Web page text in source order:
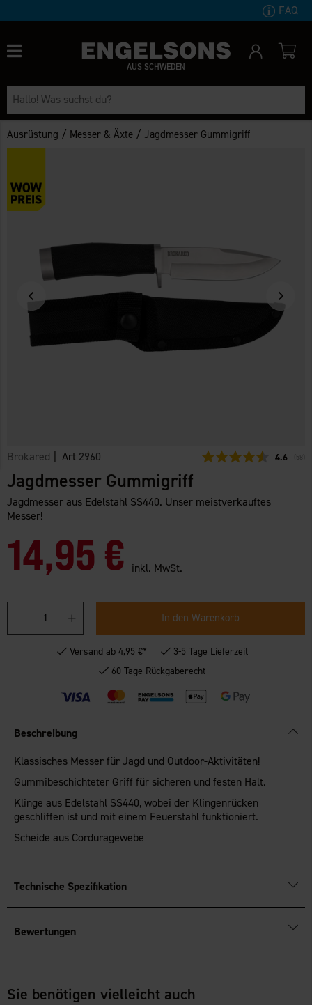
FAQ
AUS SCHWEDEN
Ausrüstung / Messer & Äxte /Jagdmesser Gummigriff
Brokared | Art 2960 4.6 58
Jagdmesser Gummigriff
Jagdmesser aus Edelstahl SS440. Unser meistverkauftes
Messer!
14,95 € inkl. MwSt.
In den Warenkorb
Versand ab 4,95 €*
3-5 Tage Lieferzeit
60 Tage Rückgaberecht
Beschreibung
Klassisches Messer für Jagd und Outdoor-Aktivitäten!
Gummibeschichteter Griff für sicheren und festen Halt.
Klinge aus Edelstahl SS440, wobei der Klingenrücken
geschliffen ist und mit einem Feuerstahl funktioniert.
Scheide aus Corduragewebe
Technische Spezifikation
Bewertungen
Sie benötigen vielleicht auch